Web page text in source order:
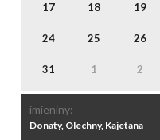
17 18 19
24 25 26
31 1 2
imieniny:
Donaty, Olechny, Kajetana